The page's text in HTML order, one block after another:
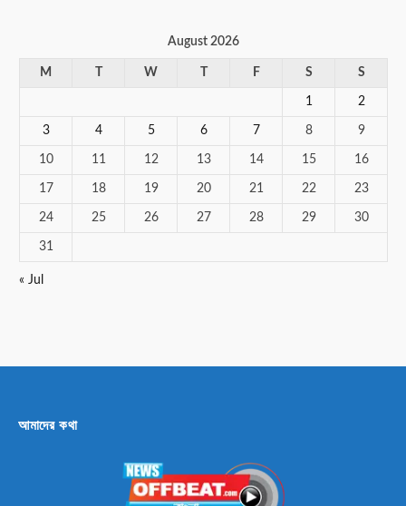
August 2026
M W F S S
1 2
3 4 5 6 7 8 9
10 11 12 13 14 15 16
17 18 19 20 21 22 23
24 25 26 27 28 29 30
31
« Jul
আমাদের কথা